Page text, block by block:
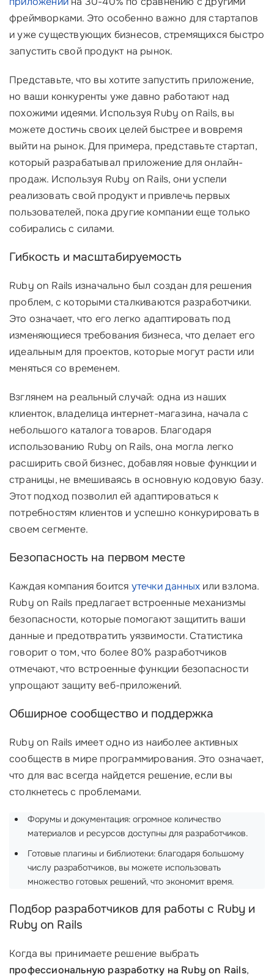
фреймворками. Это особенно важно для стартапов
и уже существующих бизнесов, стремящихся быстро
запустить свой продукт на рынок.
Представьте, что вы хотите запустить приложение,
но ваши конкуренты уже давно работают над
похожими идеями. Используя Ruby on Rails, вы
можете достичь своих целей быстрее и вовремя
выйти на рынок. Для примера, представьте стартап,
который разрабатывал приложение для онлайн-
продаж. Используя Ruby on Rails, они успели
реализовать свой продукт и привлечь первых
пользователей, пока другие компании еще только
собирались с силами.
Гибкость и масштабируемость
Ruby on Rails изначально был создан для решения
проблем, с которыми сталкиваются разработчики.
Это означает, что его легко адаптировать под
изменяющиеся требования бизнеса, что делает его
идеальным для проектов, которые могут расти или
меняться со временем.
Взглянем на реальный случай: одна из наших
клиенток, владелица интернет-магазина, начала с
небольшого каталога товаров. Благодаря
использованию Ruby on Rails, она могла легко
расширить свой бизнес, добавляя новые функции и
страницы, не вмешиваясь в основную кодовую базу.
Этот подход позволил ей адаптироваться к
потребностям клиентов и успешно конкурировать в
своем сегменте.
Безопасность на первом месте
Каждая компания боится утечки данных или взлома.
Ruby on Rails предлагает встроенные механизмы
безопасности, которые помогают защитить ваши
данные и предотвратить уязвимости. Статистика
говорит о том, что более 80% разработчиков
отмечают, что встроенные функции безопасности
упрощают защиту веб-приложений.
Обширное сообщество и поддержка
Ruby on Rails имеет одно из наиболее активных
сообществ в мире программирования. Это означает,
что для вас всегда найдется решение, если вы
столкнетесь с проблемами.
Форумы и документация: огромное количество
материалов и ресурсов доступны для разработчиков.
Готовые плагины и библиотеки: благодаря большому
числу разработчиков, вы можете использовать
множество готовых решений, что экономит время.
Подбор разработчиков для работы с Ruby и
Ruby on Rails
Когда вы принимаете решение выбрать
профессиональную разработку на Ruby on Rails,